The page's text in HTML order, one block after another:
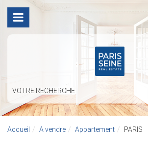
VOTRE RECHERCHE
Accueil A vendre Appartement PARIS